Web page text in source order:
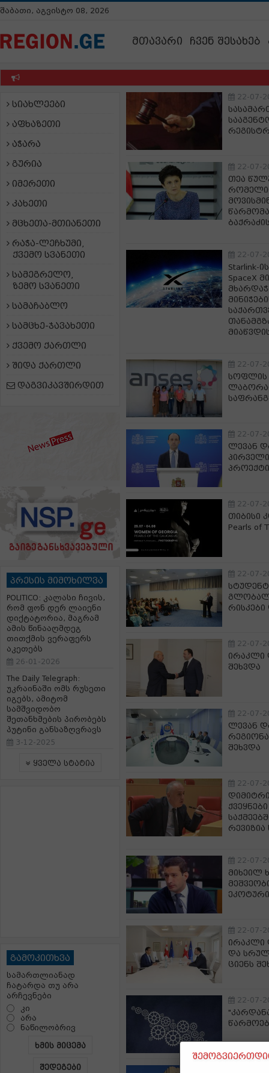
შაბათი, აგვისტო 08, 2026
მთავარი ჩვენ შესახებ
სიახლეები
აფხაზეთი
აჭარა
გურია
იმერეთი
კახეთი
მცხეთა-მთიანეთი
რაჭა-ლეჩხუმი,
ქვემო სვანეთი
სამეგრელო,
ზემო სვანეთი
სამაჩაბლო
სამცხე-ჯავახეთი
ქვემო ქართლი
შიდა ქართლი
დაგვიკავშირდით
პრესის მიმოხილვა
POLITICO: კალასი ჩივის,
რომ ფონ დერ ლაიენი
დიქტატორია, მაგრამ
ამის წინააღმდეგ
თითქმის ვერაფერს
აკეთებს
26-01-2026
The Daily Telegraph:
უკრაინაში ომს რუსეთი
იგებს, ამიტომ
სამშვიდობო
შეთანხმების პირობებს
პუტინი განსაზღვრავს
3-12-2025
ყველა სტატია
გამოკითხვა
სამართლიანად
ჩატარდა თუ არა
არჩევნები
კი
არა
ნაწილობრივ
ხმის მიცემა
შედეგები
22-07-
22-07-
თეა
22-07-
Starlink-
SpaceX
22-07-
სოფლის
22-07-
ლევან
პირველი
პროექტი
22-07-
თიბისი
Pearls of
22-07-
რისკები
22-07-
ირაკლი
შეხვდა
22-07-
ლევან
შეხვდა
22-07-
22-07-
მიხეილ
22-07-
ირაკლი
და
ციენს
22-07-